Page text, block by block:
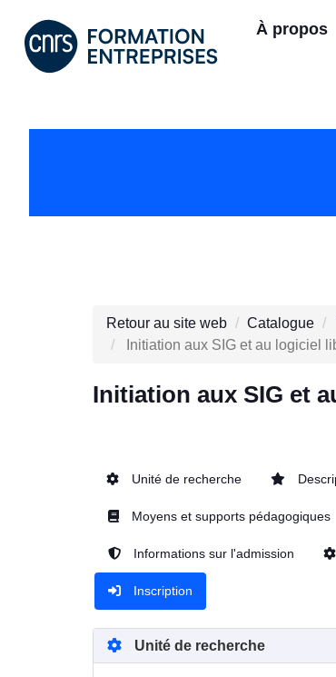
À propos
Retour au site web Catalogue
Initiation aux SIG et au logiciel
Initiation aux SIG et
Unité de recherche
Moyens et supports pédagogiques
Informations sur l'admission
Inscription
Unité de recherche